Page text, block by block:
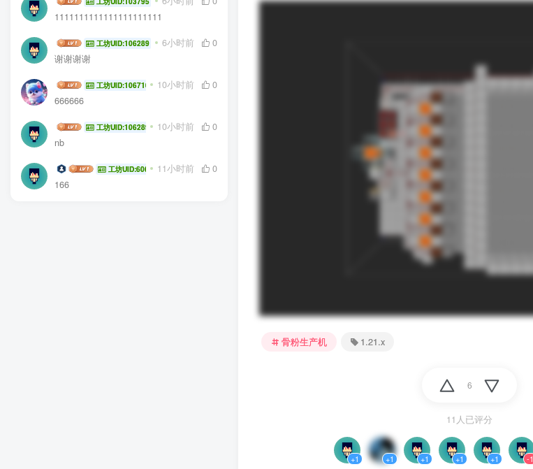
1111111111111111111111
HYG sa 工坊UID:106289 6小时前
0
谢谢谢谢
我不知道啊工坊UID:106710 10小时前
0
666666
HYG sa 工坊UID:106289 10小时前
0
nb
coffee wkf 工坊UID:60677 11小时前
0
166
骨粉生产机 1.21.x
6
11人已评分
+1 +1 +1 +1 +1 -1